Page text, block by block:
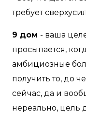
требует
9 дом - ваша
просыпается,
амбициозные
получить то, до
сейчас, да и
нереально, цель